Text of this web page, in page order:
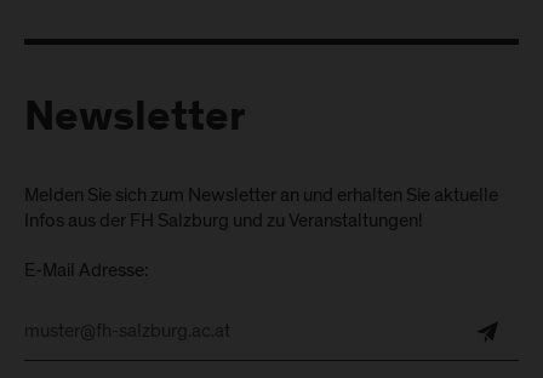
Newsletter
Melden Sie sich zum Newsletter an und erhalten Sie aktuelle
Infos aus der FH Salzburg und zu Veranstaltungen!
E-Mail Adresse: